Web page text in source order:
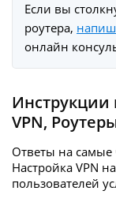
Eсли вы
роутера,
онлайн
Инструкции
VPN,
Ответы на самые
Настройка VPN
пользователей